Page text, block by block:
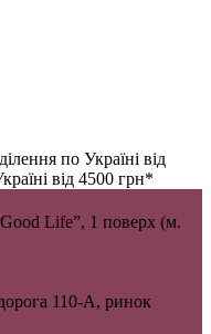
по Україні від
від 4500 грн*
Life”, 1 поверх (м.
110-А, ринок